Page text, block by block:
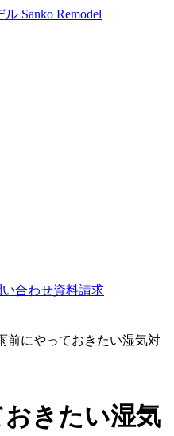
前にやっておきたい湿気対
きたい湿気